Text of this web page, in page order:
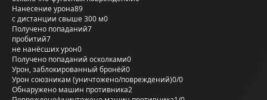
Нанесение урона89
с дистанции свыше 300 м0
Получено попаданий7
пробитий7
не нанёсших урон0
Получено попаданий осколками0
Урон, заблокированный бронёй0
Урон союзникам (уничтожено/повреждений)0/0
Обнаружено машин противника2